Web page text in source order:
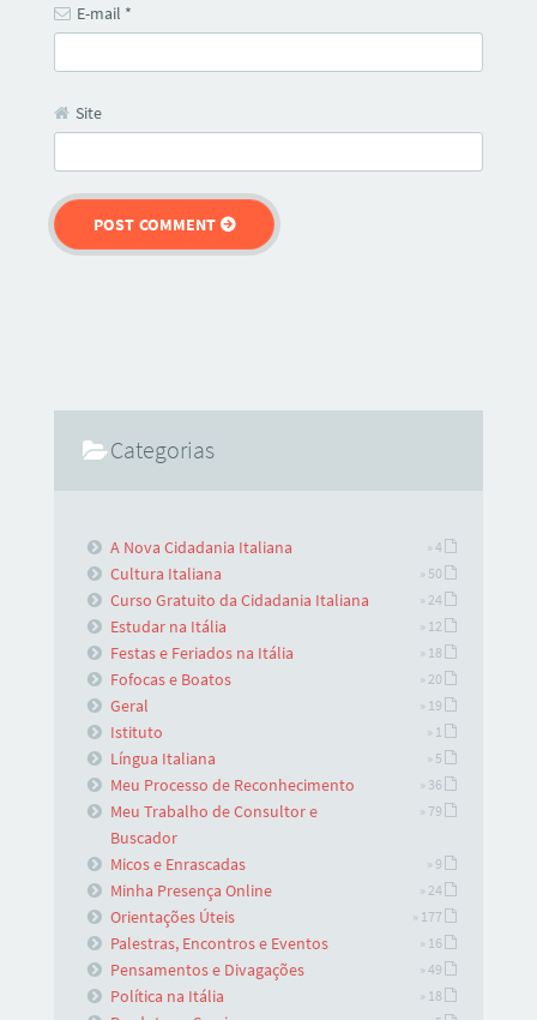
E-mail *
Site
Categorias
A Nova Cidadania Italiana » 4
Cultura Italiana » 50
Curso Gratuito da Cidadania Italiana » 24
Estudar na Itália » 12
Festas e Feriados na Itália » 18
Fofocas e Boatos » 20
Geral » 19
Istituto » 1
Língua Italiana » 5
Meu Processo de Reconhecimento » 36
Meu Trabalho de Consultor e
Buscador
» 79
Micos e Enrascadas » 9
Minha Presença Online » 24
Orientações Úteis » 177
Palestras, Encontros e Eventos » 16
Pensamentos e Divagações » 49
Política na Itália » 18